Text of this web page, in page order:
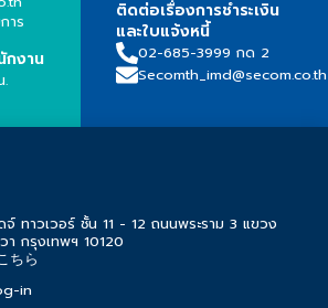
าร
กงาน
.
ติดต่อเรื่องการชำระเงิน
และใบแจ้งหนี้
02-685-3999 กด 2
Secomth_imd@secom.co.th
ทาวเวอร์ ชั้น 11 - 12 ถนนพระราม 3 แขวง
า กรุงเทพฯ 10120
ちら
in